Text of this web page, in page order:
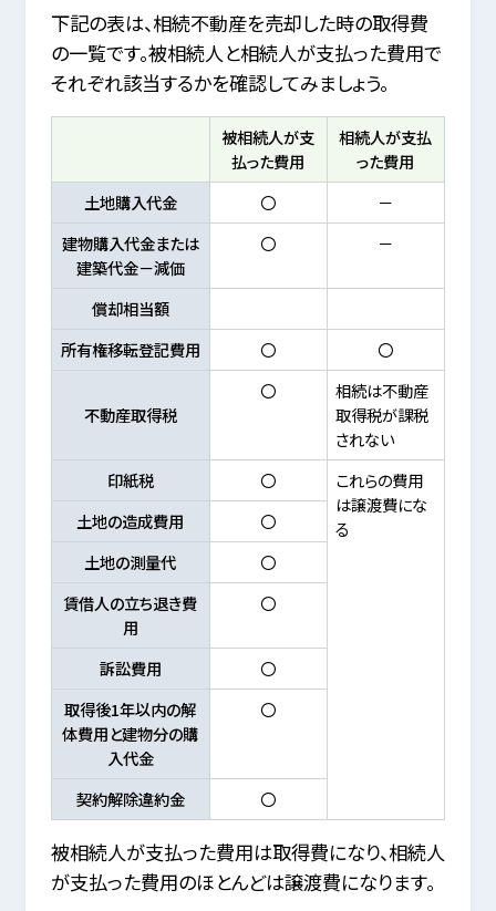
下記の表は、相続不動産を売却した時の取得費
の一覧です。被相続人と相続人が支払った費用で
それぞれ該当するかを確認してみましょう。
被相続人が支
払った費用
相続人が支払
った費用
土地購入代金
〇
－
建物購入代金または
建築代金－減価
〇 －
償却相当額
所有権移転登記費用
〇 〇
不動産取得税
〇
相続は不動産
取得税が課税
されない
印紙税
〇
これらの費用
は譲渡費にな
る
土地の造成費用
〇
土地の測量代
〇
賃借人の立ち退き費
用
〇
訴訟費用
〇
取得後1年以内の解
体費用と建物分の購
入代金
〇
契約解除違約金 〇
被相続人が支払った費用は取得費になり、相続人
が支払った費用のほとんどは譲渡費になります。